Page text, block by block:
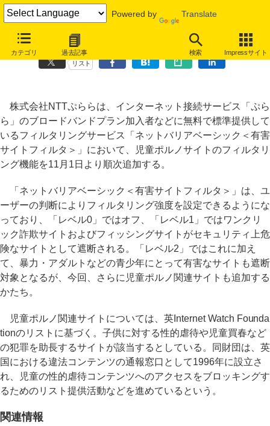
Powered by Translate
カテゴリ 過去記事 検索 Impressサイト
ISP「ぷらら」、児童ポルノサイトのフィルタリング機能を追加
リスト
株式会社NTTぷららは、インターネット接続サービス「ぷら
ら」のブロードバンドプラン加入者などに無料で標準提供して
いるフィルタリングサービス「ネットバリアベーシック＜有害
サイトフィルタ＞」において、児童ポルノサイトのフィルタリ
ング機能を11月1日より順次追加する。
「ネットバリアベーシック＜有害サイトフィルタ＞」は、ユ
ーザーの判断によりフィルタリング強度を設定できるようにな
っており、「レベル0」ではオフ、「レベル1」ではワンクリ
ック詐欺サイトおよびフィッシングサイトがセキュリティ上危
険なサイトとして遮断される。「レベル2」ではこれに加え
て、暴力・アダルトなどの青少年にとって有害なサイトも遮断
対象となるが、今回、さらに児童ポルノ関連サイトも追加する
かたち。
児童ポルノ関連サイトについては、英Internet Watch Founda
tionのリストに基づく。子供に対する性的虐待や児童買春など
の犯罪を助長するサイトが該当するとしている。同財団は、英
国における違法コンテンツの通報窓口として1996年に設立さ
れ、児童の性的虐待コンテンツへのアクセスをブロッキングす
るためのリスト提供活動などを進めているという。
関連情報